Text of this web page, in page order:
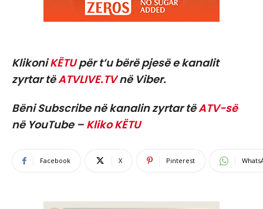
KlikoniKËTUpër t’u bërë pjesë e kanalit
zyrtar tëATVLIVE.TVnë Viber.
Bëni Subscribe në kanalin zyrtar tëATV-së
në YouTube – Kliko KËTU
Facebook X Pinterest